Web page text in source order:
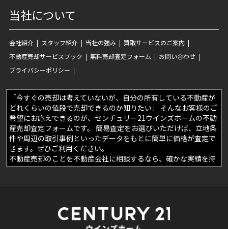
当社について
会社紹介 スタッフ紹介 当社の強み
買取サービスのご案内
不動産売却サービスブック
無料売却査定フォーム
お問い合わせ
プライバシーポリシー
「今すぐの売却は考えていないが、自分の所有している不動産が
どれくらいの値段で売却できるのか知りたい」 そんなお客様のご
希望にお応えできるのが、センチュリー21ウインズホームの不動
産売却査定フォームです。 簡易査定をお選びいただけば、立地条
件や周辺の取引事例といったデータをもとに簡単に価格が査定で
きます。ぜひご利用ください。
不動産売却のことを不動産会社に相談するなら、確かな実績を持
っているところに任せたい。そう思われるのは当然のことです。
けれど、決め手になるものが欲しい‥‥そんな時はぜひこちらの
売却成功事例のページをご覧ください。